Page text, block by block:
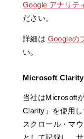
Google アナリテ
ださい。
詳細は Googleの
い。
Microsoft Clarity
当社はMicrosoft
Clarity」を使用
スクロール・マ
として記録し、